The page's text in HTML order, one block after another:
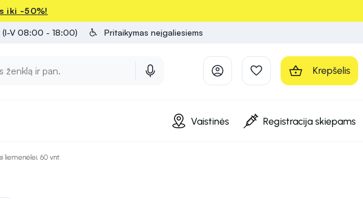
iki -50%!
V 08:00 - 18:00) Pritaikymas neįgaliesiems
Krepšelis
Vaistinės Registracija skiepams
liemenėlei, 60 vnt.